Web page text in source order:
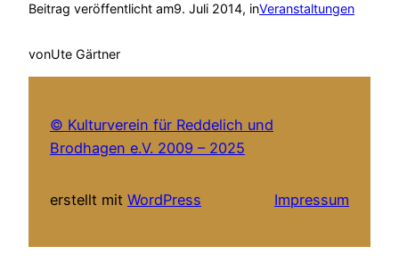
Beitrag veröffentlicht am9. Juli 2014, inVeranstaltungen
vonUte Gärtner
© Kulturverein für Reddelich und
Brodhagen e.V. 2009 – 2025
erstellt mit WordPress Impressum